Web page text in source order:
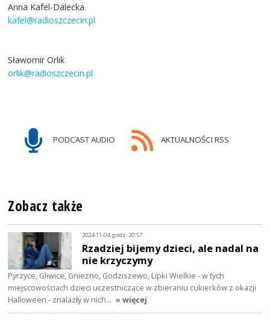
Anna Kafel-Dalecka
kafel@radioszczecin.pl
Sławomir Orlik
orlik@radioszczecin.pl
PODCAST AUDIO AKTUALNOŚCI RSS
Zobacz także
2024-11-04, godz. 20:57
Rzadziej bijemy dzieci, ale nadal na
nie krzyczymy
Pyrzyce, Gliwice, Gniezno, Godziszewo, Lipki Wielkie - w tych
miejscowościach dzieci uczestniczące w zbieraniu cukierków z okazji
Halloween - znalazły w nich… » więcej